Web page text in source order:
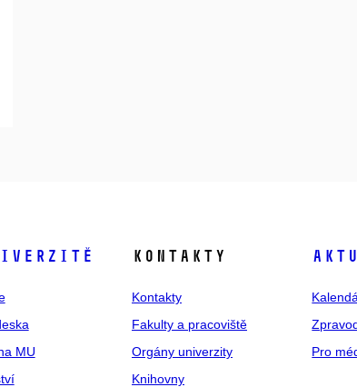
MU
Kontakty
Kontakty
Fakulty a pracoviště
Orgány univerzity
Knihovny
Pro